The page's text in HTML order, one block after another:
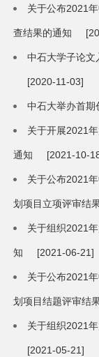
关于公布2021
查结果的通知
中石大学子论文
[2020-11-03]
中石大举办首期
关于开展2021
通知 [2021-10-
关于公布2021
划项目立项评审结
关于组织2021
知 [2021-06-21]
关于公布2021
划项目结题评审结
关于组织2021
[2021-05-21]